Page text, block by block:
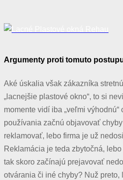
Argumenty proti tomuto
Aké úskalia však zákazníka
„lacnejšie plastové okno“, to si
momente vidí iba „veľmi
používania začnú objavovať
reklamovať, lebo firma je už
Reklamácia je teda zbytočná,
tak skoro začínajú prejavovať
otvárania či iné chyby? Nuž preto,